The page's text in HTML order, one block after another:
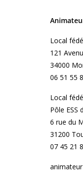
Local
121
34000
06 51 55
Local
Pôle ESS
6 rue du
31200
07 45 21